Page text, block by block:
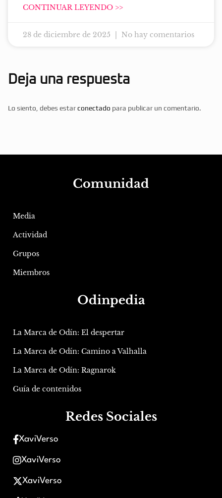
CONTINUAR LEYENDO >>
28 de diciembre de 2025 No hay comentarios
Deja una respuesta
Lo siento, debes estarconectado para publicar un comentario.
Comunidad
Media
Actividad
Grupos
Miembros
Odinpedia
La Marca de Odín: El despertar
La Marca de Odín: Camino a Valhalla
La Marca de Odín: Ragnarok
Guía de contenidos
Redes Sociales
XaviVerso
XaviVerso
XaviVerso